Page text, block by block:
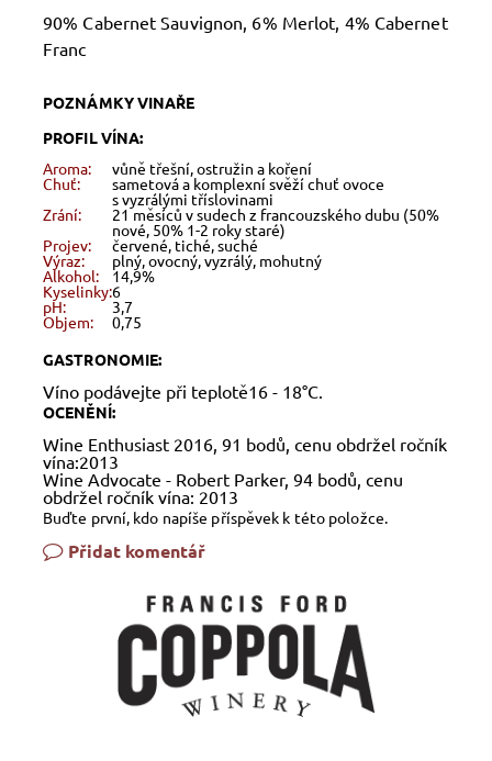
90% Cabernet Sauvignon, 6% Merlot, 4% Cabernet
Franc
POZNÁMKY VINAŘE
PROFIL VÍNA:
Aroma:
vůně třešní, ostružin a koření
Chuť: sametová a komplexní svěží chuť ovoce
s vyzrálými tříslovinami
Zrání: 21 měsíců v sudech z francouzského dubu (50%
nové, 50% 1-2 roky staré)
Projev: červené, tiché, suché
Výraz: plný, ovocný, vyzrálý, mohutný
Alkohol: 14,9%
Kyselinky:6
pH: 3,7
Objem:
0,75
GASTRONOMIE:
Víno podávejte při teplotě16 - 18°C.
OCENĚNÍ:
Wine Enthusiast 2016, 91 bodů, cenu obdržel ročník
vína:2013
Wine Advocate - Robert Parker, 94 bodů, cenu
obdržel ročník vína: 2013
Buďte první, kdo napíše příspěvek k této položce.
Přidat komentář